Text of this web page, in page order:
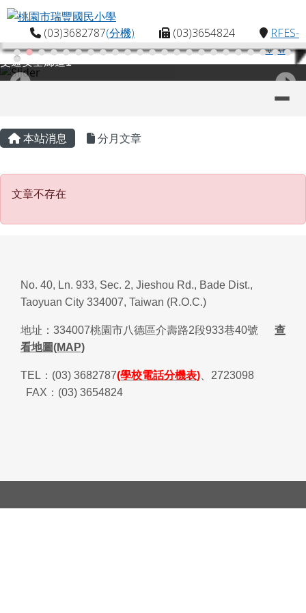
跳至主內容區
桃園市瑞豐國民小學
(03)3682787(分機) (03)3654824
RFES-
MAP
交通安全廊道1
主內容區域
本站消息 分月文章
文章不存在
文章不存在
頁尾區域
No. 40, Ln. 933, Sec. 2, Jieshou Rd., Bade Dist.,
Taoyuan City 334007, Taiwan (R.O.C.)
地址： 334007桃園市八德區介壽路2段933巷40號
查
看地圖(MAP)
TEL ： (03) 3682787(學校電話分機表)
2723098
FAX ： (03) 3654824